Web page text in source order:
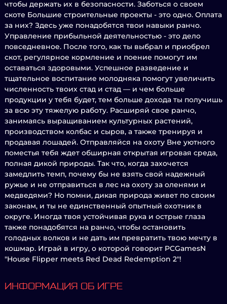
чтобы держать их в безопасности. Заботься о своем
скоте Большие строительные проекты - это одно. Оплата
за них? Здесь уже понадобятся твои навыки ранчо.
Управление прибыльной деятельностью - это дело
повседневное. После того, как ты выбрал и приобрел
скот, регулярное кормление и поение помогут им
оставаться здоровыми. Успешное разведение и
тщательное воспитание молодняка помогут увеличить
численность твоих стад и стад — и чем больше
продукции у тебя будет, тем больше дохода ты получишь
за всю эту тяжелую работу. Расширяй свое ранчо,
занимаясь выращиванием культурных растений,
производством колбас и сыров, а также тренируя и
продавая лошадей. Отправляйся на охоту Вне уютного
поместья тебя ждет обширная открытая игровая среда,
полная дикой природы. Так что, когда захочется
замедлить темп, почему бы не взять свой надежный
ружье и не отправиться в лес на охоту за оленями и
медведями? Но помни, дикая природа живет по своим
законам, и ты не единственный опытный охотник в
округе. Иногда твоя устойчивая рука и острые глаза
также понадобятся на ранчо, чтобы остановить
голодных волков и не дать им превратить твою мечту в
кошмар. Играй в игру, о которой говорит PCGamesN
"House Flipper meets Red Dead Redemption 2"!
ИНФОРМАЦИЯ ОБ ИГРЕ